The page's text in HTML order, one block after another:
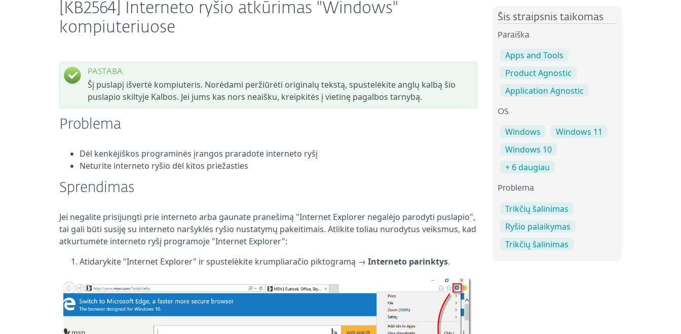
[KB2564] Interneto ryšio atkūrimas "Windows"
kompiuteriuose
PASTABA:
Šį puslapį išvertė kompiuteris. Norėdami peržiūrėti originalų tekstą, spustelėkite anglų kalbą šio
puslapio skiltyje Kalbos. Jei jums kas nors neaišku, kreipkitės į vietinę pagalbos tarnybą.
Problema
Dėl kenkėjiškos programinės įrangos praradote interneto ryšį
Neturite interneto ryšio dėl kitos priežasties
Sprendimas
Jei negalite prisijungti prie interneto arba gaunate pranešimą "Internet Explorer negalėjo parodyti puslapio",
tai gali būti susiję su interneto naršyklės ryšio nustatymų pakeitimais. Atlikite toliau nurodytus veiksmus, kad
atkurtumėte interneto ryšį programoje "Internet Explorer":
Atidarykite "Internet Explorer" ir spustelėkite krumpliaračio piktogramą → Interneto parinktys.
Šis straipsnis taikomas
Paraiška
Apps and Tools
Product Agnostic
Application Agnostic
OS
Windows
Windows 11
Windows 10
+ 6 daugiau
Problema
Trikčių šalinimas
Ryšio palaikymas
Trikčių šalinimas